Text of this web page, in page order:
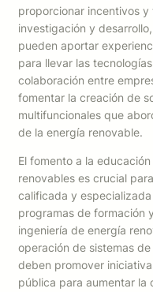
proporcionar incentivos
investigación y
pueden aportar
para llevar las
colaboración entre
fomentar la creación de
multifuncionales que
de la energía renovable.
El fomento a la
renovables es crucial
calificada y
programas de formación
ingeniería de energía
operación de sistemas
deben promover
pública para aumentar la